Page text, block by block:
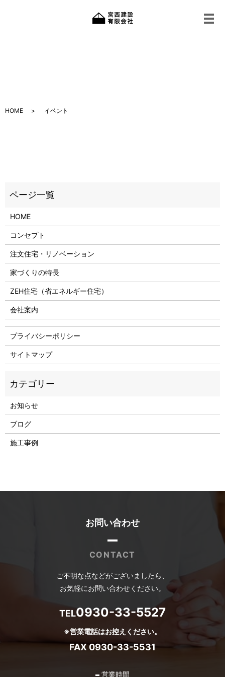
メ
HOME イベント
HOME
コンセプト
注文住宅・リノベーション
家づくりの特長
ZEH住宅（省エネルギー住宅）
会社案内
プライバシーポリシー
サイトマップ
お知らせ
ブログ
施工事例
お問い合わせ
CONTACT
ご不明な点などがございましたら、
お気軽にお問い合わせください。
TEL0930-33-5527
※営業電話はお控えください。
FAX 0930-33-5531
営業時間